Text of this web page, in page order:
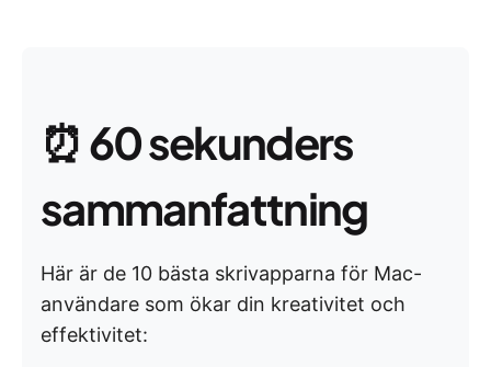
⏰60 sekunders
sammanfattning
Här är de 10 bästa skrivapparna för Mac-
användare som ökar din kreativitet och
effektivitet: